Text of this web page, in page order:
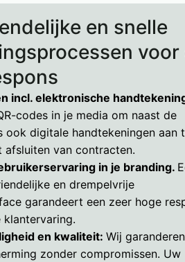
en snelle
voor
incl. elektronische
codes in je media om naast de
ook digitale handtekeningen aan
afsluiten van contracten.
in je branding.
en drempelvrije
garandeert een zeer hoge
en kwaliteit: Wij garanderen
zonder compromissen. Uw